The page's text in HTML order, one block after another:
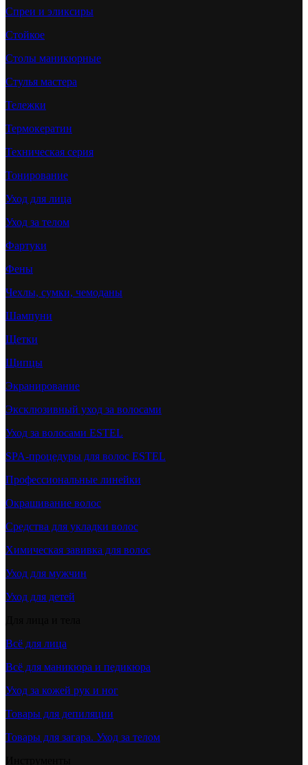
Спреи и эликсиры
Стойкое
Столы маникюрные
Стулья мастера
Тележки
Термокератин
Техническая серия
Тонирование
Уход для лица
Уход за телом
Фартуки
Фены
Чехлы, сумки, чемоданы
Шампуни
Щетки
Щипцы
Экранирование
Эксклюзивный уход за волосами
Уход за волосами ESTEL
SPA-процедуры для волос ESTEL
Профессиональные линейки
Окрашивание волос
Средства для укладки волос
Химическая завивка для волос
Уход для мужчин
Уход для детей
Всё для лица
Всё для маникюра и педикюра
Уход за кожей рук и ног
Товары для депиляции
Товары для загара. Уход за телом